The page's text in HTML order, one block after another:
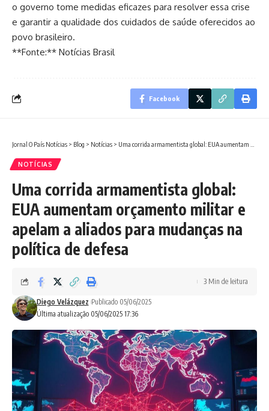
o governo tome medidas eficazes para resolver essa crise
e garantir a qualidade dos cuidados de saúde oferecidos ao
povo brasileiro.
**Fonte:** Notícias Brasil
Facebook
Jornal O País Notícias > Blog > Notícias > Uma corrida armamentista global: EUA aumentam orçamento militar e apelam a aliados para mudanças na política de defesa
NOTÍCIAS
Uma corrida armamentista global:
EUA aumentam orçamento militar e
apelam a aliados para mudanças na
política de defesa
Última atualização 05/06/2025 17:36
Diego Velázquez Publicado 05/06/2025
3 Min de leitura